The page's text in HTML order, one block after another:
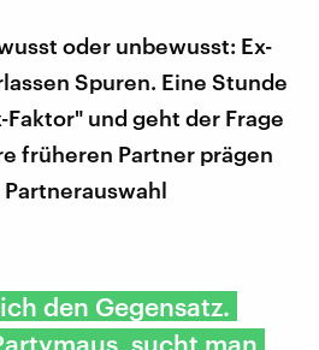
oder unbewusst: Ex-
Spuren. Eine Stunde
Faktor" und geht der Frage
früheren Partner prägen
den Gegensatz.
sucht man